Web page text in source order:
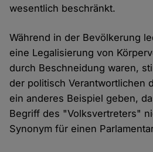
wesentlich beschränkt.
Während in der Bevölkerung
eine Legalisierung von
durch Beschneidung waren,
der politisch Verantwortlichen
ein anderes Beispiel geben,
Begriff des "Volksvertreters"
Synonym für einen